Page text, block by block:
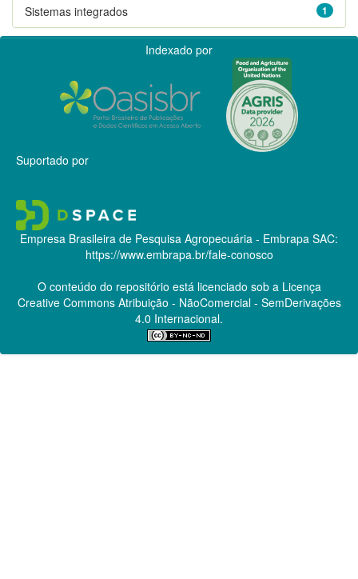
1
Sistemas integrados
Indexado por
Suportado por
Empresa Brasileira de Pesquisa Agropecuária - Embrapa SAC:
https://www.embrapa.br/fale-conosco
O conteúdo do repositório está licenciado sob a Licença
Creative CommonsAtribuição - NãoComercial - SemDerivações
4.0 Internacional.